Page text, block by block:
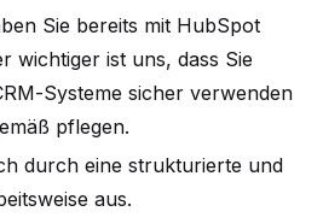
Sie bereits mit HubSpot
wichtiger ist uns, dass Sie
Systeme sicher verwenden
pflegen.
durch eine strukturierte und
aus.